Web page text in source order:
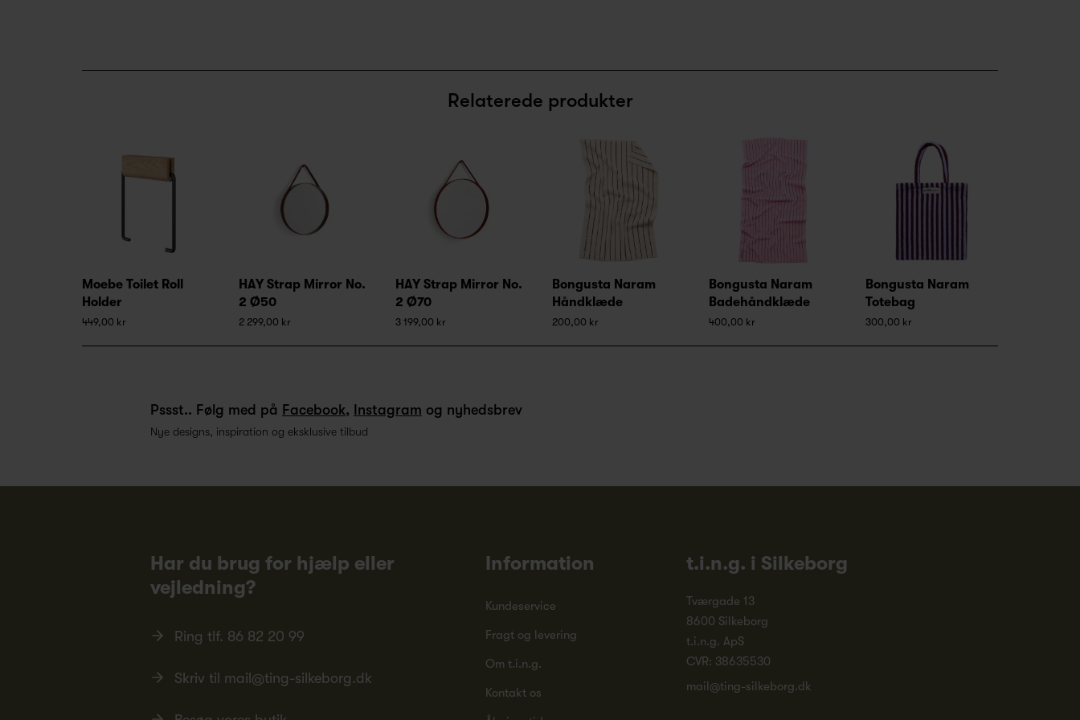
Relaterede produkter
Moebe Toilet Roll
Holder
449,00 kr
HAY Strap Mirror No.
2 Ø50
2 299,00 kr
HAY Strap Mirror No.
2 Ø70
3 199,00 kr
Bongusta Naram
Håndklæde
200,00 kr
Bongusta Naram
Badehåndklæde
400,00 kr
Bongusta Naram
Totebag
300,00 kr
Pssst.. Følg med på Facebook, Instagram og nyhedsbrev
Nye designs, inspiration og eksklusive tilbud
Har du brug for hjælp eller
vejledning?
Ring tlf. 86 82 20 99
Skriv til mail@ting-silkeborg.dk
Information
Kundeservice
Fragt og levering
Om t.i.n.g.
Kontakt os
t.i.n.g. i Silkeborg
Tværgade 13
8600 Silkeborg
t.i.n.g. ApS
CVR: 38635530
mail@ting-silkeborg.dk